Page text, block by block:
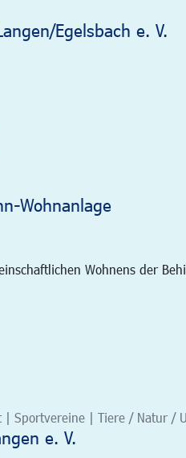
Egelsbach e. V.
Wohnanlage
Wohnens der
| Sportvereine | Tiere / Natur /
e. V.